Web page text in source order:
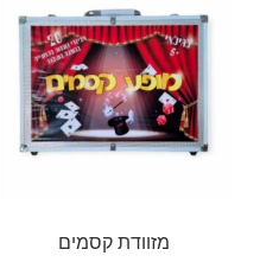
מזוודת קסמים